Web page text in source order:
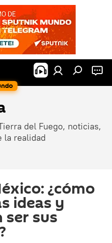
del Fuego, noticias,
la realidad
¿cómo
ideas y
ser sus